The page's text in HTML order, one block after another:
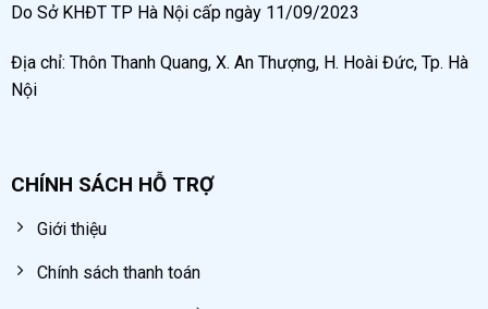
Do Sở KHĐT TP Hà Nội cấp ngày 11/09/2023
Địa chỉ: Thôn Thanh Quang, X. An Thượng, H. Hoài Đức, Tp. Hà
Nội
CHÍNH SÁCH HỖ TRỢ
Giới thiệu
Chính sách thanh toán